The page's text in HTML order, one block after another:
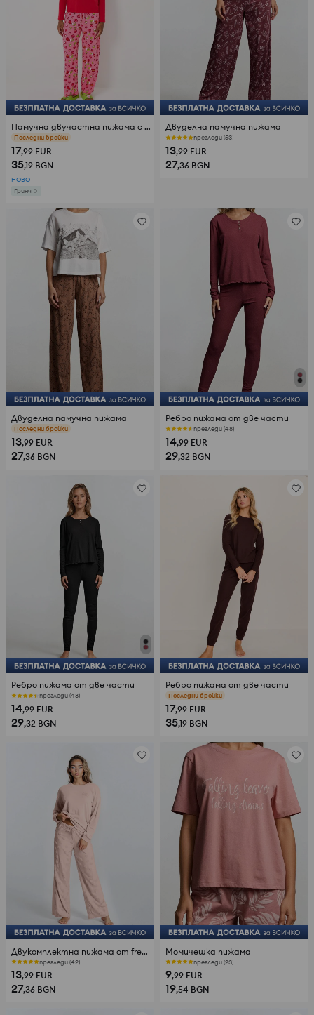
Памучна двучастна пижама с принт Grinch
прегледи (151)
17,99 EUR
35,19 BGN
НОВО
Гринч
Двуделна памучна пижама
прегледи (53)
13,99 EUR
27,36 BGN
Двуделна памучна пижама
прегледи (53)
13,99 EUR
27,36 BGN
Ребро пижама от две части
прегледи (48)
14,99 EUR
29,32 BGN
Ребро пижама от две части
прегледи (48)
14,99 EUR
29,32 BGN
Ребро пижама от две части
прегледи (83)
17,99 EUR
35,19 BGN
Двукомплектна пижама от french terry трикотаж с панталони на точки
прегледи (42)
13,99 EUR
27,36 BGN
Момичешка пижама
прегледи (23)
9,99 EUR
19,54 BGN